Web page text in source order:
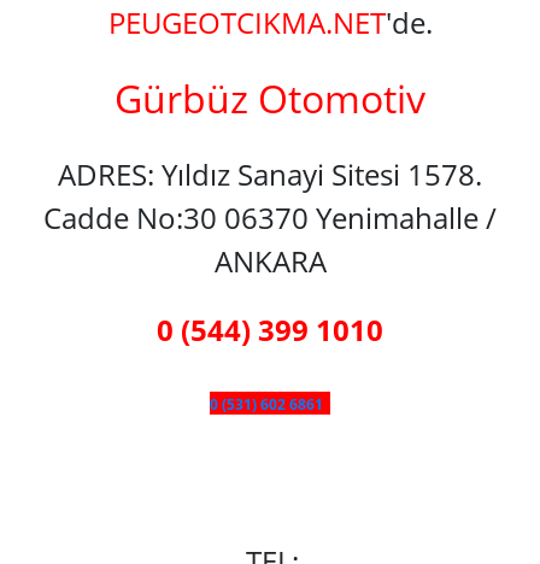
PEUGEOTCIKMA.NET'de.
Gürbüz Otomotiv
ADRES: Yıldız Sanayi Sitesi 1578.
Cadde No:30 06370 Yenimahalle /
ANKARA
0 (544) 399 1010
0 (531) 602 6861